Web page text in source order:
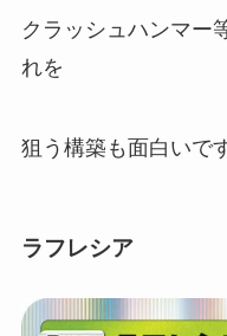
クラッシュハンマー
れを
狙う構築も面白いで
ラフレシア